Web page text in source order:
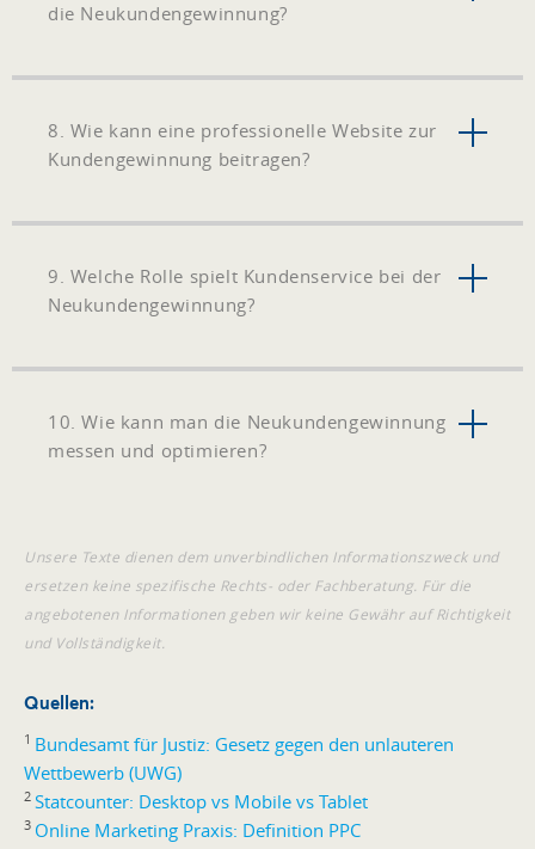
die Neukundengewinnung?
8. Wie kann eine professionelle Website zur
Kundengewinnung beitragen?
9. Welche Rolle spielt Kundenservice bei der
Neukundengewinnung?
10. Wie kann man die Neukundengewinnung
messen und optimieren?
Unsere Texte dienen dem unverbindlichen Informationszweck und
ersetzen keine spezifische Rechts- oder Fachberatung. Für die
angebotenen Informationen geben wir keine Gewähr auf Richtigkeit
und Vollständigkeit.
Quellen:
1 Bundesamt für Justiz: Gesetz gegen den unlauteren
Wettbewerb (UWG)
2 Statcounter: Desktop vs Mobile vs Tablet
3 Online Marketing Praxis: Definition PPC